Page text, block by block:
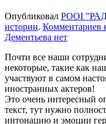
Опубликовал РООІ
истории. Комментариев
Дементьева нет
Почти все наши
некоторые, такие как
участвуют в самом
иностранных актеров!
Это очень интересный
текст, тут нужно
интонацию и эмоции